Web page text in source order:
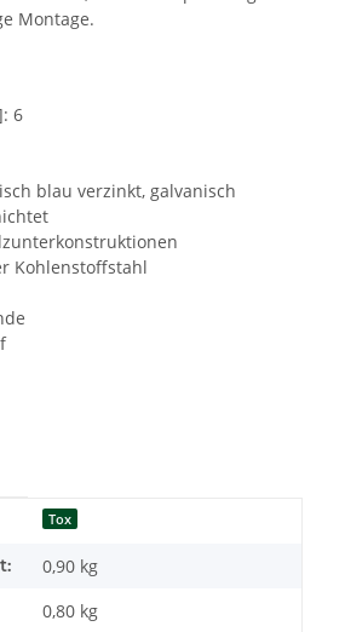
Montage.
6
blau verzinkt, galvanisch
Kohlenstoffstahl
Tox
0,90 kg
0,80 kg